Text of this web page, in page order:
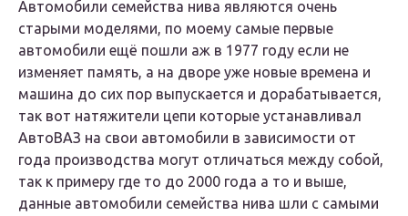
Автомобили семейства нива являются очень
старыми моделями, по моему самые первые
автомобили ещё пошли аж в 1977 году если не
изменяет память, а на дворе уже новые времена и
машина до сих пор выпускается и дорабатывается,
так вот натяжители цепи которые устанавливал
АвтоВАЗ на свои автомобили в зависимости от
года производства могут отличаться между собой,
так к примеру где то до 2000 года а то и выше,
данные автомобили семейства нива шли с самыми